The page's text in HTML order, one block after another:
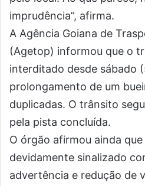
imprudência”, afirma.
A Agência Goiana de
(Agetop) informou que o
interditado desde sábado
prolongamento de um
duplicadas. O trânsito
pela pista concluída.
O órgão afirmou ainda
devidamente sinalizado
advertência e redução de